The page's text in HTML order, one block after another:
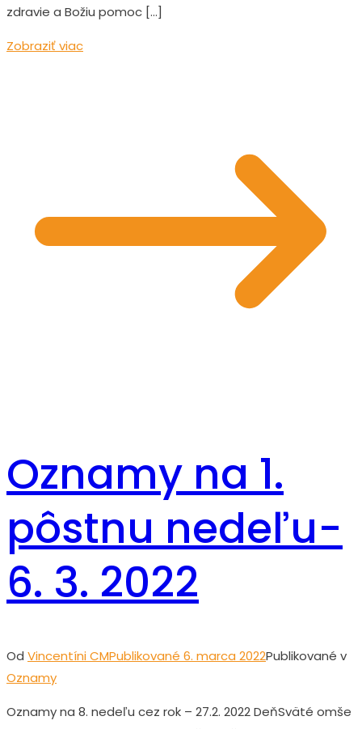
zdravie a Božiu pomoc […]
Zobraziť viac
Oznamy na 1.
pôstnu nedeľu-
6. 3. 2022
Od Vincentíni CMPublikované 6. marca 2022Publikované v
Oznamy
Oznamy na 8. nedeľu cez rok – 27.2. 2022 DeňSväté omše